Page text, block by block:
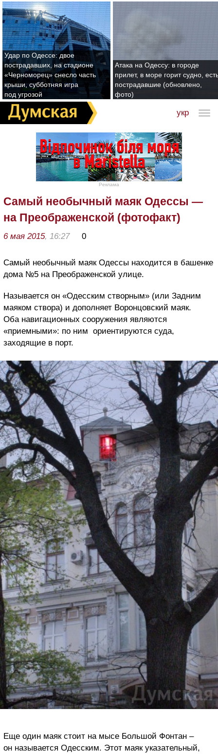
Удар по Одессе: двое
пострадавших, на стадионе
«Черноморец» снесло часть
крыши, субботняя игра
под угрозой
Атака на Одессу: в городе
прилет, в море горит судно,
пострадавшие (обновлено,
фото)
укр
Реклама
Самый необычный маяк Одессы —
на Преображенской (фотофакт)
6 мая 2015, 16:27 0
Самый необычный маяк Одессы находится в башенке
дома №5 на Преображенской улице.
Называется он «Одесским створным» (или Задним
маяком створа) и дополняет Воронцовский маяк.
Оба навигационных сооружения являются
«приемными»: по ним ориентируются суда,
заходящие в порт.
Еще один маяк стоит на мысе Большой Фонтан –
он называется Одесским. Этот маяк указательный,